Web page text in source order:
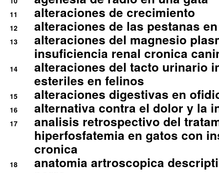
11 alteraciones de crecimiento
12 alteraciones de las pestanas
13
alteraciones del magnesio
insuficiencia renal cronica
14
alteraciones del tacto urinario
esteriles en felinos
15 alteraciones digestivas en
16 alternativa contra el dolor y la
17
analisis retrospectivo del
hiperfosfatemia en gatos con
cronica
18
anatomia artroscopica